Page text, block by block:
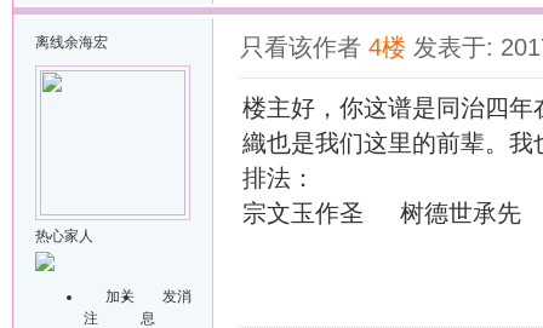
离线余海宏
热心家人
加关
注
发消
息
只看该作者 4楼 发表于:
楼主好，你这谱是同治四
織也是我们这里的前辈。
排法：
宗文玉作圣 树德世承先